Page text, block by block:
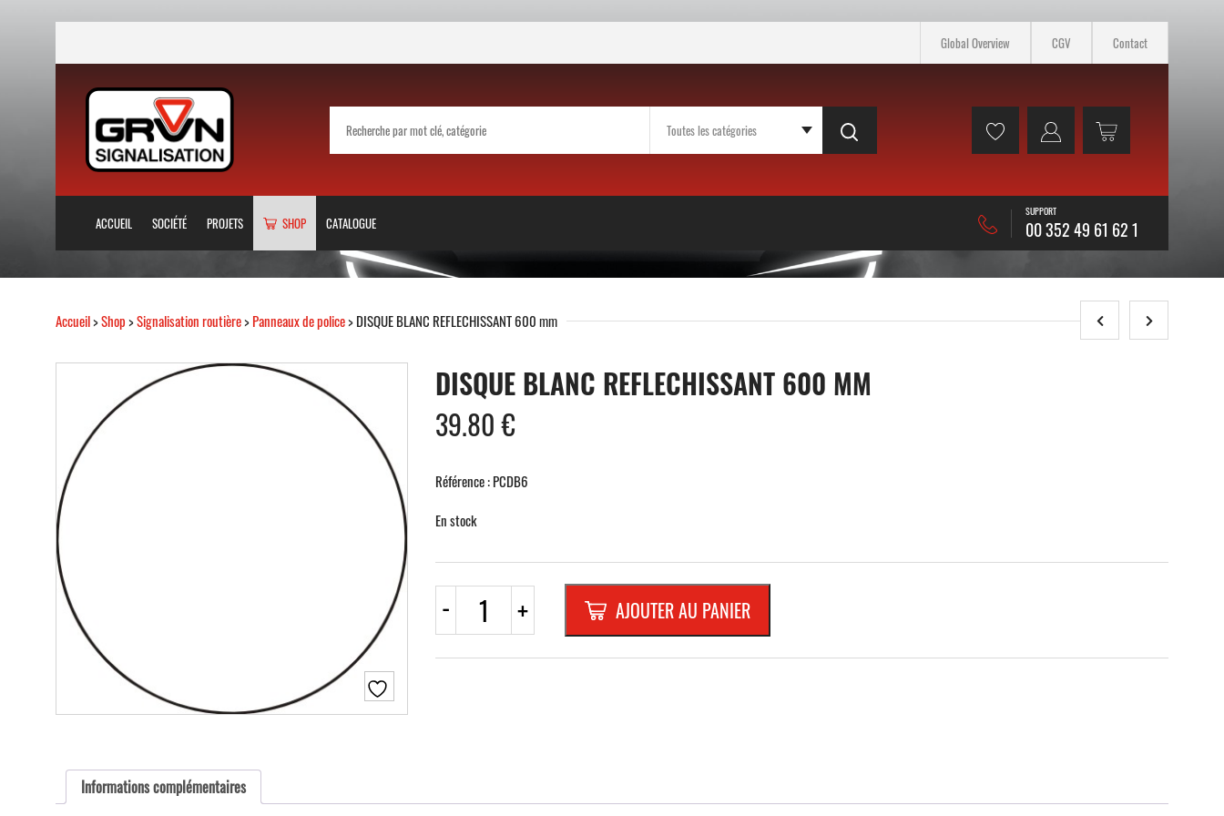
Global Overview CGV Contact
ACCUEIL SOCIÉTÉ PROJETS SHOP CATALOGUE
SUPPORT
00 352 49 61 62 1
Accueil>Shop>Signalisation routière>Panneaux de police> DISQUE BLANC REFLECHISSANT 600 mm
DISQUE BLANC REFLECHISSANT 600 MM
39.80€
Référence : PCDB6
En stock
- quantité
DISQUE
+ AJOUTER AU PANIER
Informations complémentaires